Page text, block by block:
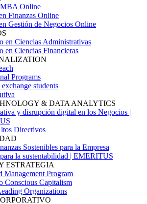
Online
Finanzas Online
Gestión de Negocios Online
en Ciencias Administrativas
en Ciencias Financieras
Programs
students
& DATA ANALYTICS
y disrupción digital en los Negocios |
Directivos
Sostenibles para la Empresa
la sustentabilidad | EMERITUS
ESTRATEGIA
Management Program
Conscious Capitalism
Organizations